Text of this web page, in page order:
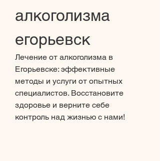
алкоголизма
егорьевск
Лечение от алкоголизма в
Егорьевске: эффективные
методы и услуги от опытных
специалистов. Восстановите
здоровье и верните себе
контроль над жизнью с нами!